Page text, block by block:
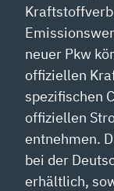
neuer Pkw
offiziellen
spezifischen
offiziellen
entnehmen.
bei der
erhältlich,